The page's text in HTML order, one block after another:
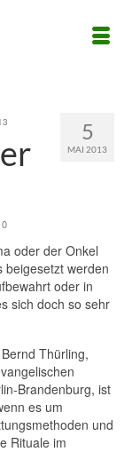
5
MAI 2013
0
oder der Onkel
beigesetzt werden
oder in
sich doch so sehr
Thürling,
Brandenburg, ist
es um
und
Rituale im